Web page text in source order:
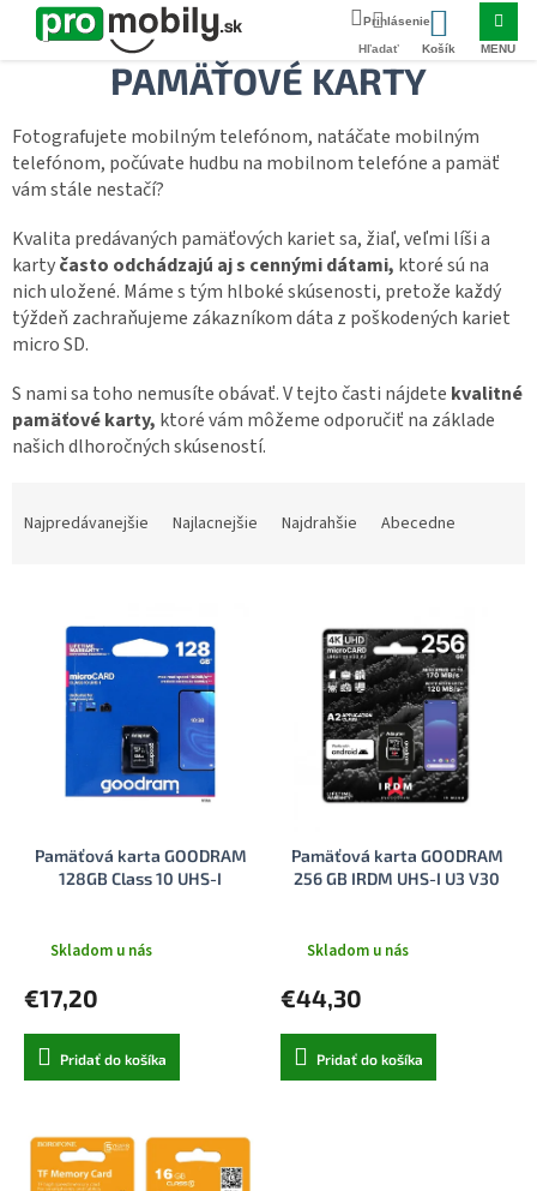
Prejsť
NÁKUPNÝ
Domov PRÍSLUŠENSTVO Pamäťové karty
PAMÄŤOVÉ KARTY
Fotografujete mobilným telefónom, natáčate mobilným
telefónom, počúvate hudbu na mobilnom telefóne a pamäť
vám stále nestačí?
Kvalita predávaných pamäťových kariet sa, žiaľ, veľmi líši a
kartyčasto odchádzajú aj s cennými dátami, ktoré sú na
nich uložené. Máme s tým hlboké skúsenosti, pretože každý
týždeň zachraňujeme zákazníkom dáta z poškodených kariet
micro SD.
S nami sa toho nemusíte obávať. V tejto časti nájdete kvalitné
pamäťové karty, ktoré vám môžeme odporučiť na základe
našich dlhoročných skúseností.
Najpredávanejšie Najlacnejšie Najdrahšie Abecedne
Pamäťová karta GOODRAM
128GB Class 10 UHS-I
Skladom u nás
€17,20
Pridať do košíka
Pamäťová karta GOODRAM
256 GB IRDM UHS-I U3 V30
Skladom u nás
€44,30
Pridať do košíka